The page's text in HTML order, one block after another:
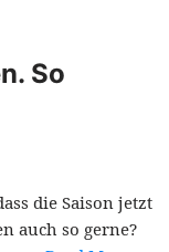
So
die Saison jetzt
auch so gerne?